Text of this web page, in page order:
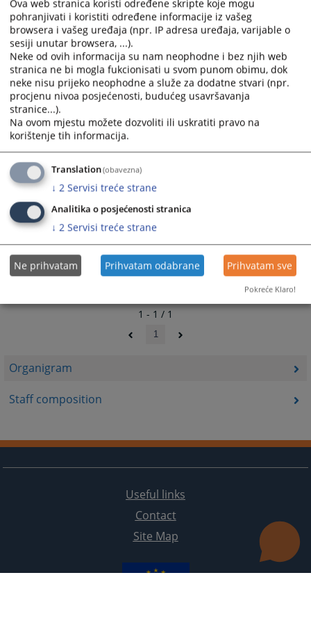
Organigram
Staff composition
calendar
and
select
a
date.
Press
the
question
mark
key
to
get
the
keyboard
shortcuts
for
changing
dates.
calendar
and
select
a
date.
Press
the
mark
key
to
get
the
keyboard
shortcuts
for
changing
dates.
1 - 1 / 1
1
Useful links
Contact
Site Map
Ova web stranica koristi određene skripte koje mogu
pohranjivati i koristiti određene informacije iz vašeg
browsera i vašeg uređaja (npr. IP adresa uređaja, varijable o
sesiji unutar browsera, ...).
Neke od ovih informacija su nam neophodne i bez njih web
stranica ne bi mogla fukcionisati u svom punom obimu, dok
neke nisu prijeko neophodne a služe za dodatne stvari (npr.
procjenu nivoa posjećenosti, budućeg usavršavanja
stranice...).
Na ovom mjestu možete dozvoliti ili uskratiti pravo na
korištenje tih informacija.
Translation(obavezna)
↓ 2 Servisi treće strane
Analitika o posjećenosti stranica
↓ 2 Servisi treće strane
Ne prihvatam Prihvatam odabrane Prihvatam sve
Pokreće Klaro!